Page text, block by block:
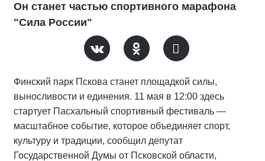
Он станет частью спортивного марафона
"Сила России"
Финский парк Пскова станет площадкой силы,
выносливости и единения. 11 мая в 12:00 здесь
стартует Пасхальный спортивный фестиваль —
масштабное событие, которое объединяет спорт,
культуру и традиции, сообщил депутат
Государственной Думы от Псковской области,